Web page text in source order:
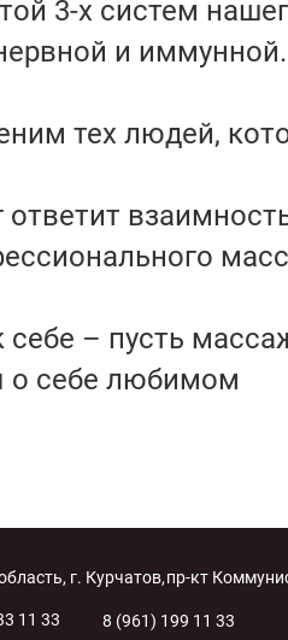
3-х систем
и иммунной.
тех людей,
себе – пусть
о себе любимом
г. Курчатов,пр-кт
11 33
8 (961) 199 11 33